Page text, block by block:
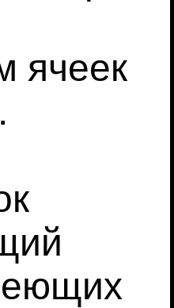
ячеек